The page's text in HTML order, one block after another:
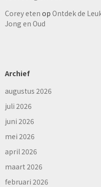
Corey eten op Ontdek de
Jong en Oud
Archief
augustus 2026
juli 2026
juni 2026
mei 2026
april 2026
maart 2026
februari 2026